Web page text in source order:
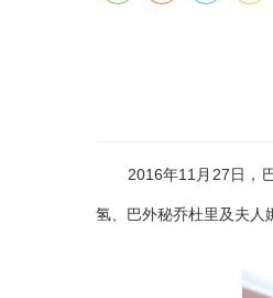
2016年11月27日，巴
氢、巴外秘乔杜里及夫人